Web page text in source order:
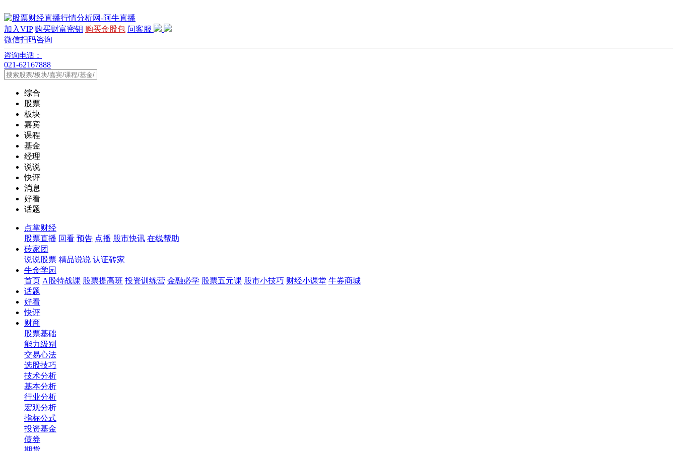
加入VIP 购买财富密钥 购买金股包 问客服
微信扫码咨询
咨询电话：
021-62167888
综合
股票
板块
嘉宾
课程
基金
经理
说说
快评
消息
好看
话题
点掌财经
股票直播 回看 预告 点播 股市快讯 在线帮助
砖家团
说说股票 精品说说 认证砖家
牛金学园
首页 A股特战课 股票提高班 投资训练营 金融必学 股票五元课 股市小技巧 财经小课堂 牛券商城
话题
好看
快评
财商
股票基础
能力级别
交易心法
选股技巧
技术分析
基本分析
行业分析
宏观分析
指标公式
投资基金
债券